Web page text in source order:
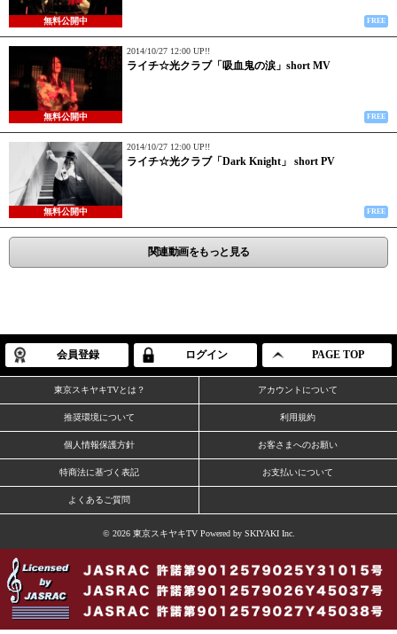
無料公開中 FREE
無料公開中
2014/10/27 12:00 UP!!
ライチ☆光クラブ「吸血鬼の涙」short MV
FREE
無料公開中
2014/10/27 12:00 UP!!
ライチ☆光クラブ「Dark Knight」 short PV
FREE
関連動画をもっと見る
会員登録 ログイン PAGE TOP
東京スキヤキTVとは？ アカウントについて
推奨環境について 利用規約
個人情報保護方針 お客さまへのお願い
特商法に基づく表記 お支払いについて
よくあるご質問
© 2026 東京スキヤキTV Powered by SKIYAKI Inc.